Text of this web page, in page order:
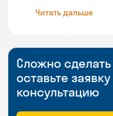
Читать дальше
Сложно
оставьте
консультацию